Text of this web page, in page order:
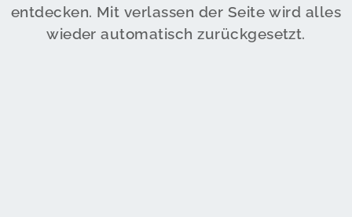
entdecken. Mit verlassen der Seite wird alles
wieder automatisch zurückgesetzt.